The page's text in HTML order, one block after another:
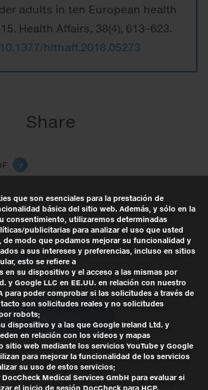
adults in ten European health
Health Affairs, 38(4), 613–623.
hlthaff.2018.05273
Share
Return back
que son esenciales para la prestación de
básica del sitio web. Además, y sólo en la
consentimiento, utilizaremos determinadas
publicitarias para analizar el uso que usted
de modo que podamos mejorar su funcionalidad y
a sus intereses y preferencias, incluso en sitios
esto se refiere a
en su dispositivo y el acceso a las mismas por
y Google LLC en EE.UU. en relación con nuestro
para poder comprobar si las solicitudes a través de
son solicitudes reales y no solicitudes
robots;
dispositivo y a las que Google Ireland Ltd. y
en relación con los vídeos y mapas
sitio web mediante los servicios YouTube y Google
para mejorar la funcionalidad de los servicios
su uso de estos servicios;
Medical Services GmbH para evaluar si
el inicio de sesión DocCheck para HCP.